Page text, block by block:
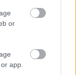
or
app.
természetben töltött
mindig
akkor, ha az
családdal indulsz